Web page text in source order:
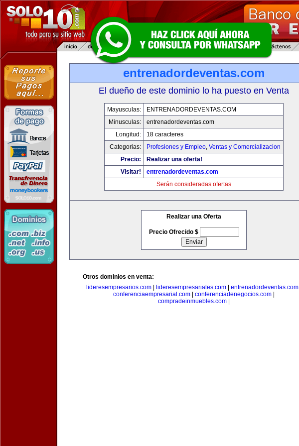
entrenadordeventas.com
El dueño de este dominio lo ha puesto en Venta
Mayusculas:
ENTRENADORDEVENTAS.COM
Minusculas:
entrenadordeventas.com
Longitud:
18 caracteres
Categorias:
Profesiones y Empleo, Ventas y Comercializacion
Precio:
Realizar una oferta!
Visitar!
entrenadordeventas.com
Serán consideradas ofertas
Realizar una Oferta
Precio Ofrecido $
Otros dominios en venta:
lideresempresarios.com
lideresempresariales.com entrenadordeventas.com
conferenciaempresarial.com
conferenciadenegocios.com
compradeinmuebles.com